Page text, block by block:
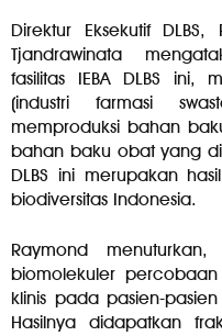
Direktur Eksekutif
Tjandrawinata
fasilitas IEBA DLBS ini,
(industri farmasi
memproduksi bahan
bahan baku obat yang
DLBS ini merupakan
biodiversitas Indonesia.
Raymond
biomolekuler
klinis pada pasien-
Hasilnya didapatkan